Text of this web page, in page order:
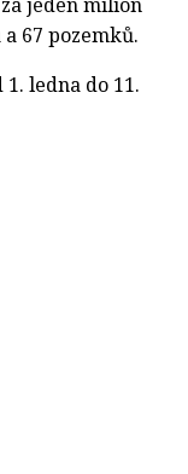
67 pozemků.
ledna do 11.